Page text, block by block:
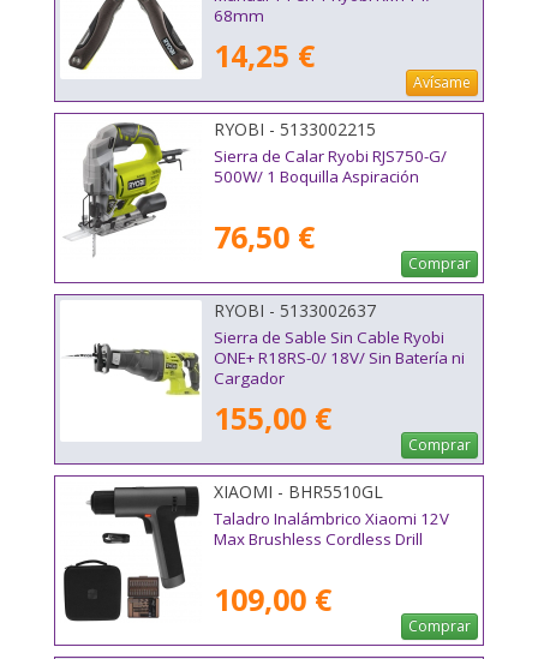
68mm
14,25 €
Avísame
RYOBI - 5133002215
Sierra de Calar Ryobi RJS750-G/
500W/ 1 Boquilla Aspiración
76,50 €
Comprar
RYOBI - 5133002637
Sierra de Sable Sin Cable Ryobi
ONE+ R18RS-0/ 18V/ Sin Batería ni
Cargador
155,00 €
Comprar
XIAOMI - BHR5510GL
Taladro Inalámbrico Xiaomi 12V
Max Brushless Cordless Drill
109,00 €
Comprar